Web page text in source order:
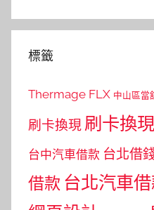
標籤
Thermage FLX 中山區當
刷卡換現 刷卡換
台中汽車借款 台北借
借款 台北汽車